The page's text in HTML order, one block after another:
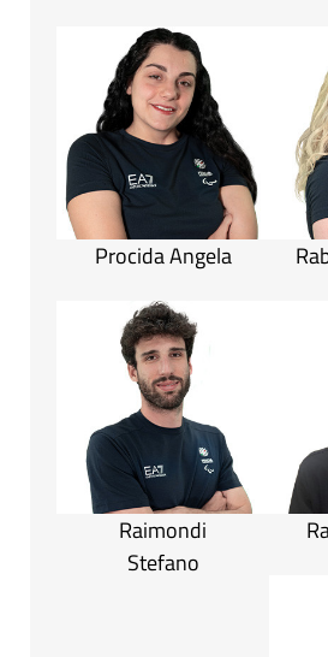
Procida Angela
Raimondi
Stefano